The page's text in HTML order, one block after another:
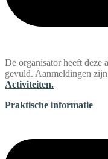
De organisator heeft deze
gevuld. Aanmeldingen
Activiteiten.
Praktische informatie